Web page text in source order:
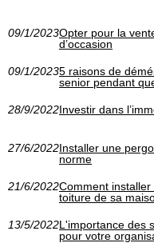
09/1/2023Opter pour la
d’occasion
09/1/20235 raisons de
senior pendant
28/9/2022Investir dans
27/6/2022Installer une
norme
21/6/2022Comment
toiture de sa
13/5/2022L'importance des
pour votre